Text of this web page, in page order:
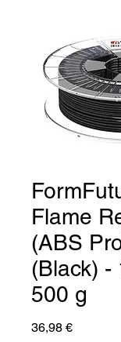
Flame
(ABS
(Black) -
500 g
36,98 €Prix